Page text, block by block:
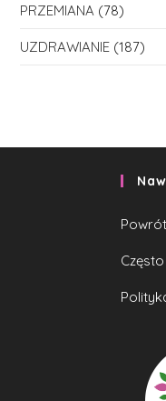
PRZEMIANA (78)
UZDRAWIANIE (187)